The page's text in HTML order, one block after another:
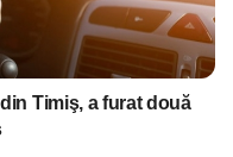
Timiş, a furat două